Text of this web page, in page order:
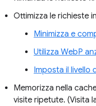
Ottimizza le richieste
Minimizza e
Utilizza WebP
Imposta il livello
Memorizza nella
visite ripetute. (Visita